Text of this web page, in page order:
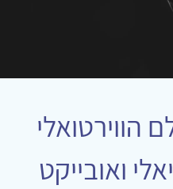
הווירטואלי
ואובייקט